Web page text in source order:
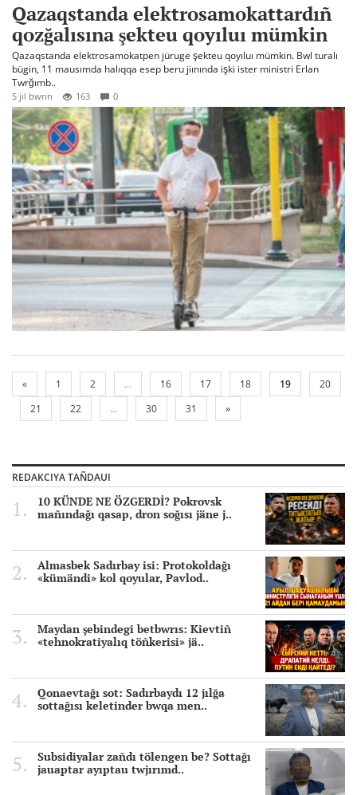
Qazaqstanda elektrosamokattardıñ
qozğalısına şekteu qoyıluı mümkin
Qazaqstanda elektrosamokatpen jüruge şekteu qoyıluı mümkin. Bwl turalı
bügin, 11 mausımda halıqqa esep beru jiınında işki ister ministri Erlan
Twrğımb..
5 jıl bwrın 163 0
« 1 2 ... 16 17 18 19
20
21
22 ... 30 31 »
REDAKCIYA TAÑDAUI
10 KÜNDE NE ÖZGERDİ? Pokrovsk
mañındağı qasap, dron soğısı jäne j..
Almasbek Sadırbay isi: Protokoldağı
«kümändi» kol qoyular, Pavlod..
Maydan şebindegi betbwrıs: Kievtiñ
«tehnokratiyalıq töñkerisi» jä..
Qonaevtağı sot: Sadırbaydı 12 jılğa
sottağısı keletinder bwqa men..
Subsidiyalar zañdı tölengen be? Sottağı
jauaptar ayıptau twjırımd..